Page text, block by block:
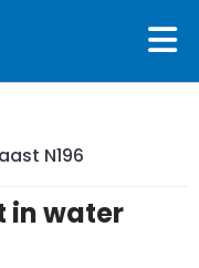
N196
in water